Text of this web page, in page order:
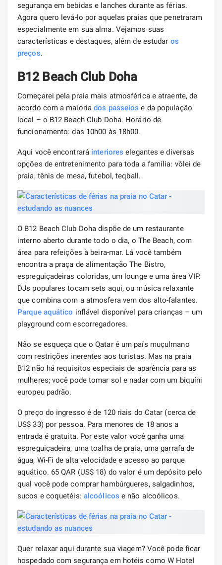
segurança em bebidas e lanches durante as férias.
Agora quero levá-lo por aquelas praias que penetraram
especialmente em sua alma. Vejamos suas
características e destaques, além de estudar os
preços.
B12 Beach Club Doha
Começarei pela praia mais atmosférica e atraente, de
acordo com a maioriados passeios e da população
local – o B12 Beach Club Doha. Horário de
funcionamento: das 10h00 às 18h00.
Aqui você encontrará interiores elegantes e diversas
opções de entretenimento para toda a família: vôlei de
praia, tênis de mesa, futebol, teqball.
O B12 Beach Club Doha dispõe de um restaurante
interno aberto durante todo o dia, o The Beach, com
área para refeições à beira-mar. Lá você também
encontra a praça de alimentação The Bistro,
espreguiçadeiras coloridas, um lounge e uma área VIP.
DJs populares tocam sets aqui, ou música relaxante
que combina com a atmosfera vem dos alto-falantes.
Parque aquático inflável disponível para crianças – um
playground com escorregadores.
Não se esqueça que o Qatar é um país muçulmano
com restrições inerentes aos turistas. Mas na praia
B12 não há requisitos especiais de aparência para as
mulheres; você pode tomar sol e nadar com um biquíni
europeu padrão.
O preço do ingresso é de 120 riais do Catar (cerca de
US$ 33) por pessoa. Para menores de 18 anos a
entrada é gratuita. Por este valor você ganha uma
espreguiçadeira, uma toalha de praia, uma garrafa de
água, Wi-Fi de alta velocidade e acesso ao parque
aquático. 65 QAR (US$ 18) do valor é um depósito pelo
qual você pode comprar hambúrgueres, salgadinhos,
sucos e coquetéis: alcoólicos e não alcoólicos.
Quer relaxar aqui durante sua viagem? Você pode ficar
hospedado com segurança em hotéis como W Hotel